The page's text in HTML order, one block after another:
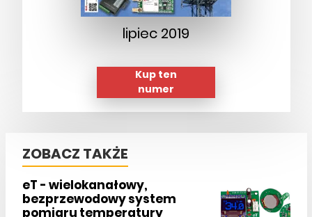
lipiec 2019
Kup ten
numer
ZOBACZ TAKŻE
eT - wielokanałowy,
bezprzewodowy system
pomiaru temperatury